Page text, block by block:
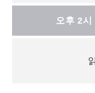
오후 2